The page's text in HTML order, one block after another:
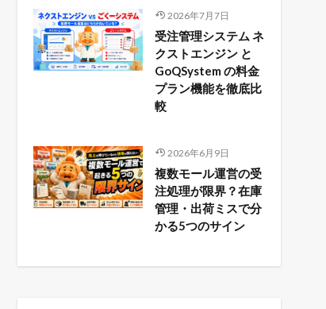
2026年7月7日
受注管理システム ネ
クストエンジン と
GoQSystem の料金
プラン機能を徹底比
較
2026年6月9日
複数モール運営の受
注処理が限界？在庫
管理・出荷ミスで分
かる5つのサイン